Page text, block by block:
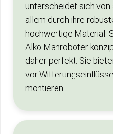
unterscheidet sich von
allem durch ihre
hochwertige Material.
Alko Mähroboter
daher perfekt. Sie
vor
montieren.